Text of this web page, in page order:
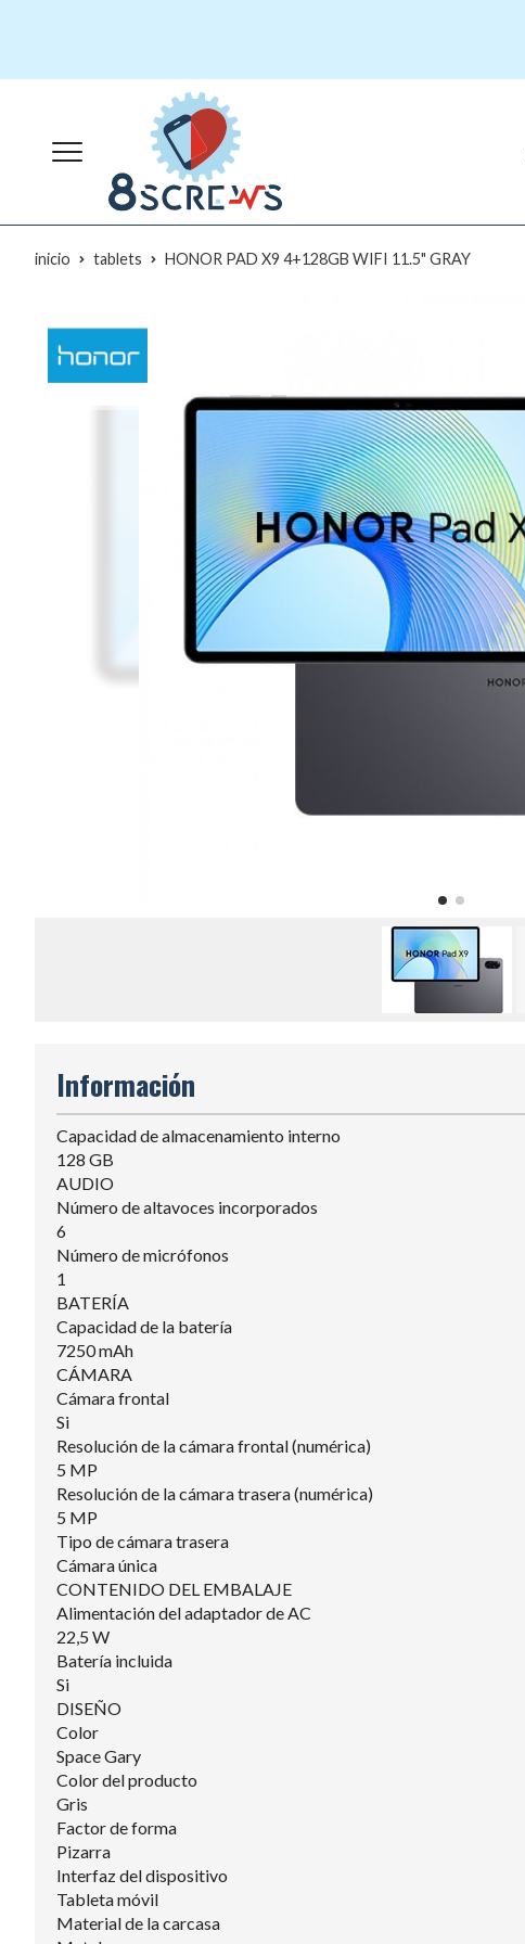
inicio tablets HONOR PAD X9 4+128GB WIFI 11.5" GRAY
Información
Capacidad de almacenamiento interno
128 GB
AUDIO
Número de altavoces incorporados
6
Número de micrófonos
1
BATERÍA
Capacidad de la batería
7250 mAh
CÁMARA
Cámara frontal
Si
Resolución de la cámara frontal (numérica)
5 MP
Resolución de la cámara trasera (numérica)
5 MP
Tipo de cámara trasera
Cámara única
CONTENIDO DEL EMBALAJE
Alimentación del adaptador de AC
22,5 W
Batería incluida
Si
DISEÑO
Color
Space Gary
Color del producto
Gris
Factor de forma
Pizarra
Interfaz del dispositivo
Tableta móvil
Material de la carcasa